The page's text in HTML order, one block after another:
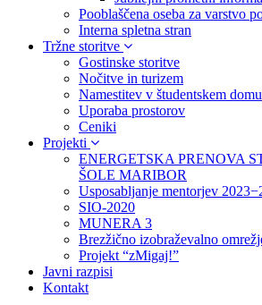
Pooblaščena oseba za varstvo
Interna spletna stran
Tržne storitve
Gostinske storitve
Nočitve in turizem
Namestitev v študentskem domu
Uporaba prostorov
Ceniki
Projekti
ENERGETSKA PRENOVA
ŠOLE MARIBOR
Usposabljanje mentorjev
SIO-2020
MUNERA 3
Brezžično izobraževalno
Projekt “zMigaj!”
Javni razpisi
Kontakt